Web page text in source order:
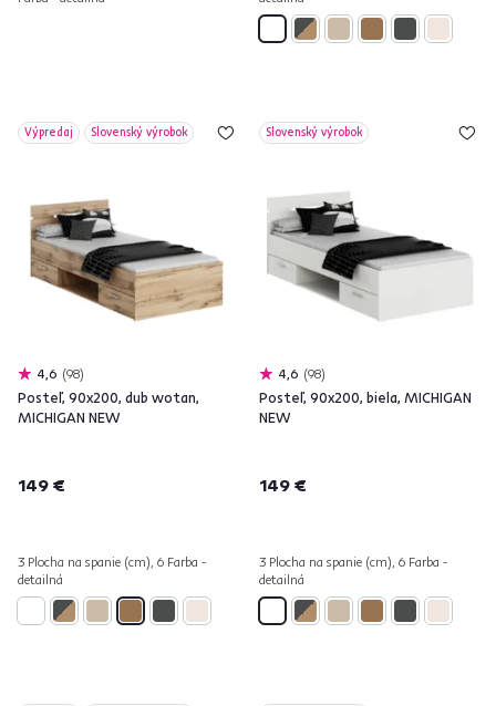
Výpredaj Slovenský výrobok
4,6 98
Posteľ, 90x200, dub wotan,
MICHIGAN NEW
149 €
3 Plocha na spanie (cm), 6 Farba -
detailná
Slovenský výrobok
4,6 98
Posteľ, 90x200, biela, MICHIGAN
NEW
149 €
3 Plocha na spanie (cm), 6 Farba -
detailná